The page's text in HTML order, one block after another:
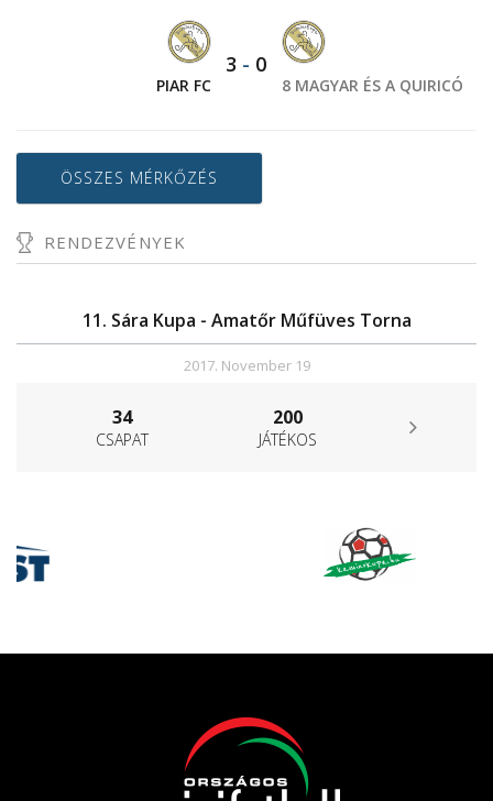
PIAR FC
3 - 0
8 MAGYAR ÉS A QUIRICÓ
ÖSSZES MÉRKŐZÉS
RENDEZVÉNYEK
11. Sára Kupa - Amatőr Műfüves Torna
2017. November 19
34
CSAPAT
200
JÁTÉKOS